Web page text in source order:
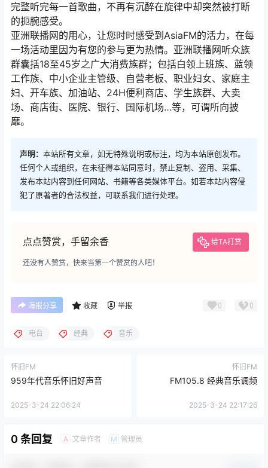
完整听完每一首歌曲，不再有沉醉在旋律中却突然被打断
的扼腕感受。
亚洲联播网的用心，让您时时感受到AsiaFM的活力，在每
一场活动里因为有您的参与更为热情。亚洲联播网听众族
群囊括18至45岁之广大消费族群；包括白领上班族、蓝领
工作族、中小企业主管级、自营老板、职业妇女、家庭主
妇、开车族、加油站、24H便利商店、学生族群、大卖
场、商店街、医院、银行、国际机场…等，可谓所向披
靡。
声明： 本站所有文章，如无特殊说明或标注，均为本站原创发布。
任何个人或组织，在未征得本站同意时，禁止复制、盗用、采集、
发布本站内容到任何网站、书籍等各类媒体平台。如若本站内容侵
犯了原著者的合法权益，可联系我们进行处理。
点点赞赏，手留余香 给TA打赏
还没有人赞赏，快来当第一个赞赏的人吧！
海报分享 收藏 举报 0 0
电台 经典 音乐
怀旧FM
959年代音乐怀旧好声音
2025-3-24 22:06:24
怀旧FM
FM105.8 经典音乐调频
2025-3-24 22:17:26
0 条回复 A 文章作者 M 管理员